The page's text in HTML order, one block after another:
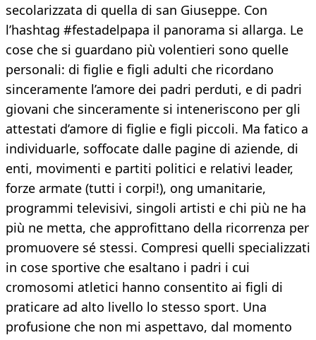
secolarizzata di quella di san Giuseppe. Con
l’hashtag #festadelpapa il panorama si allarga. Le
cose che si guardano più volentieri sono quelle
personali: di figlie e figli adulti che ricordano
sinceramente l’amore dei padri perduti, e di padri
giovani che sinceramente si inteneriscono per gli
attestati d’amore di figlie e figli piccoli. Ma fatico a
individuarle, soffocate dalle pagine di aziende, di
enti, movimenti e partiti politici e relativi leader,
forze armate (tutti i corpi!), ong umanitarie,
programmi televisivi, singoli artisti e chi più ne ha
più ne metta, che approfittano della ricorrenza per
promuovere sé stessi. Compresi quelli specializzati
in cose sportive che esaltano i padri i cui
cromosomi atletici hanno consentito ai figli di
praticare ad alto livello lo stesso sport. Una
profusione che non mi aspettavo, dal momento